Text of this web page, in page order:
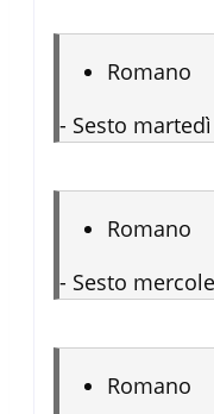
Romano
- Sesto
Romano
- Sesto
Romano